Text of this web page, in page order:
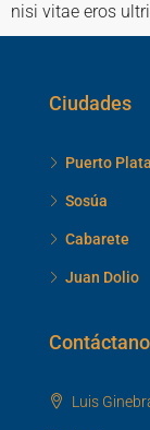
nisi vitae eros
Ciudades
Puerto Plata
Sosúa
Cabarete
Juan Dolio
Luis